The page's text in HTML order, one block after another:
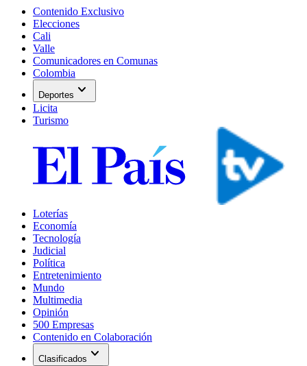
Contenido Exclusivo
Elecciones
Cali
Valle
Comunicadores en Comunas
Colombia
Deportes expand_more
Licita
Turismo
Loterías
Economía
Tecnología
Judicial
Política
Entretenimiento
Mundo
Multimedia
Opinión
500 Empresas
Contenido en Colaboración
Clasificados expand_more